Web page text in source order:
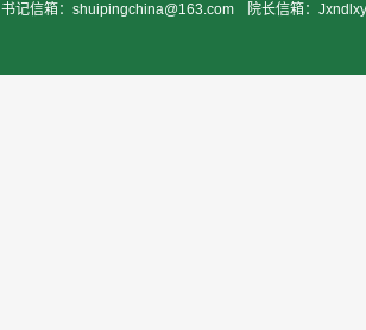
书记信箱：shuipingchina@163.com
院长信箱：